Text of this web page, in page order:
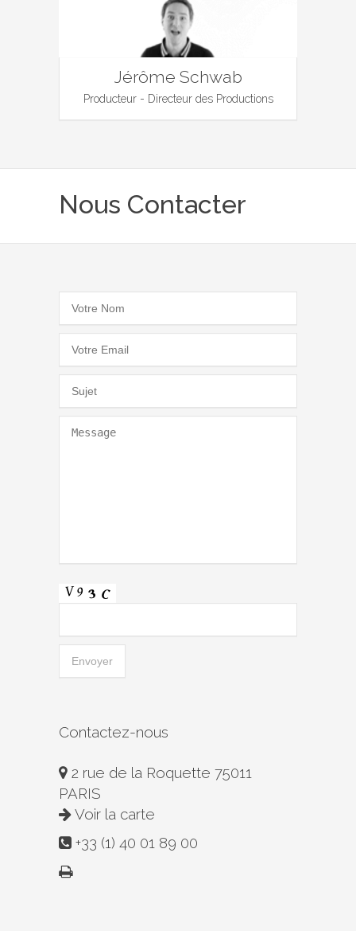
Jérôme Schwab
Producteur - Directeur des Productions
Nous Contacter
Contactez-nous
2 rue de la Roquette 75011
PARIS
Voir la carte
+33 (1) 40 01 89 00